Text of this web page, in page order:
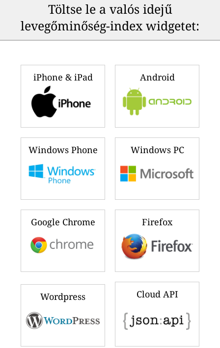
Töltse le a valós idejű
levegőminőség-index widgetet:
iPhone & iPad Android
Windows Phone Windows PC
Google Chrome Firefox
Wordpress Cloud API